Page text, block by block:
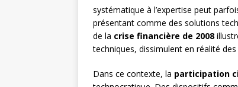
systématique à l’expertise peut
présentant comme des solutions
de la crise financière de 2008
techniques, dissimulent en réalité
Dans ce contexte, la participation